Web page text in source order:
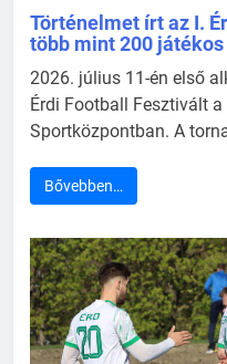
Történelmet írt az I.
több mint 200
2026. július 11-én első
Érdi Football Fesztivált a
Sportközpontban. A
Bővebben…